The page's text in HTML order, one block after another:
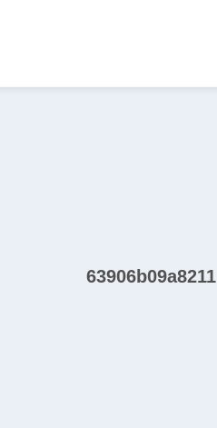
63906b09a8211